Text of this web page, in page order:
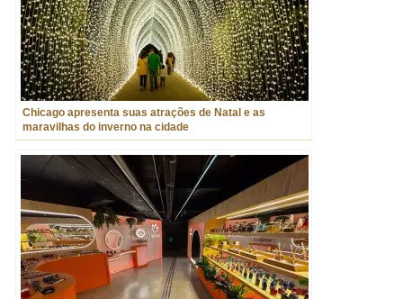
Chicago apresenta suas atrações de Natal e as
maravilhas do inverno na cidade